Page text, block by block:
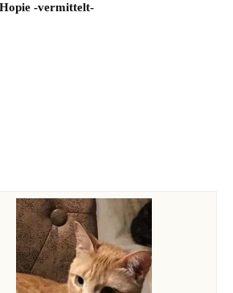
Hopie -vermittelt-